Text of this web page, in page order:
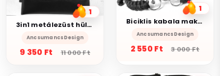
1
3in1 metálezüst hüllőmintás női hátizsák oldaltáska
AncsumancsDesign
9 350 Ft 11 000 Ft
1
Biciklis kabala makramé páros karkötő szett fekete napsárga
AncsumancsDesign
2 550 Ft 3 000 Ft